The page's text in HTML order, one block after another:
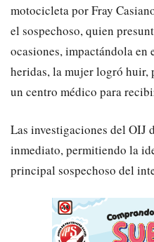
motocicleta por Fray
el sospechoso, quien
ocasiones, impactándola en
heridas, la mujer logró huir,
un centro médico para
Las investigaciones del OIJ
inmediato, permitiendo la
principal sospechoso del